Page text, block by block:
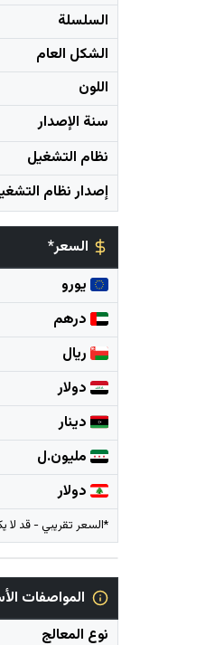
السلسلة
الشكل العام
اللون
سنة الإصدار
نظام التشغيل
إصدار نظام
السعر*
يورو
درهم
ريال
دولار
دينار
مليون.ل
دولار
*السعر تقريبي - قد لا
المواصفات
نوع المعالج